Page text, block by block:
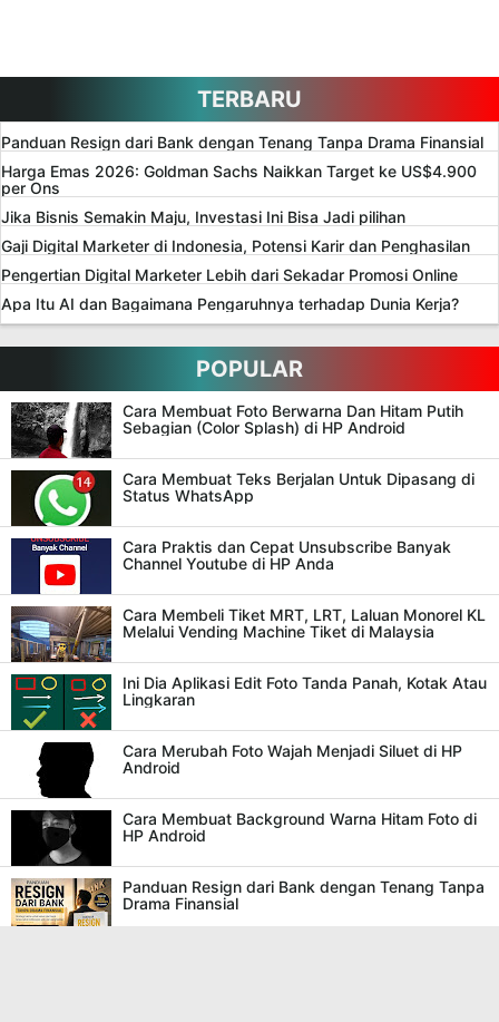
TERBARU
Panduan Resign dari Bank dengan Tenang Tanpa Drama Finansial
Harga Emas 2026: Goldman Sachs Naikkan Target ke US$4.900
per Ons
Jika Bisnis Semakin Maju, Investasi Ini Bisa Jadi pilihan
Gaji Digital Marketer di Indonesia, Potensi Karir dan Penghasilan
Pengertian Digital Marketer Lebih dari Sekadar Promosi Online
Apa Itu AI dan Bagaimana Pengaruhnya terhadap Dunia Kerja?
POPULAR
Cara Membuat Foto Berwarna Dan Hitam Putih
Sebagian (Color Splash) di HP Android
Cara Membuat Teks Berjalan Untuk Dipasang di
Status WhatsApp
Cara Praktis dan Cepat Unsubscribe Banyak
Channel Youtube di HP Anda
Cara Membeli Tiket MRT, LRT, Laluan Monorel KL
Melalui Vending Machine Tiket di Malaysia
Ini Dia Aplikasi Edit Foto Tanda Panah, Kotak Atau
Lingkaran
Cara Merubah Foto Wajah Menjadi Siluet di HP
Android
Cara Membuat Background Warna Hitam Foto di
HP Android
Panduan Resign dari Bank dengan Tenang Tanpa
Drama Finansial